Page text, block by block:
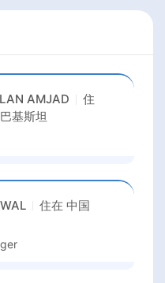
AMJAD
住
巴基斯坦
住在 中国